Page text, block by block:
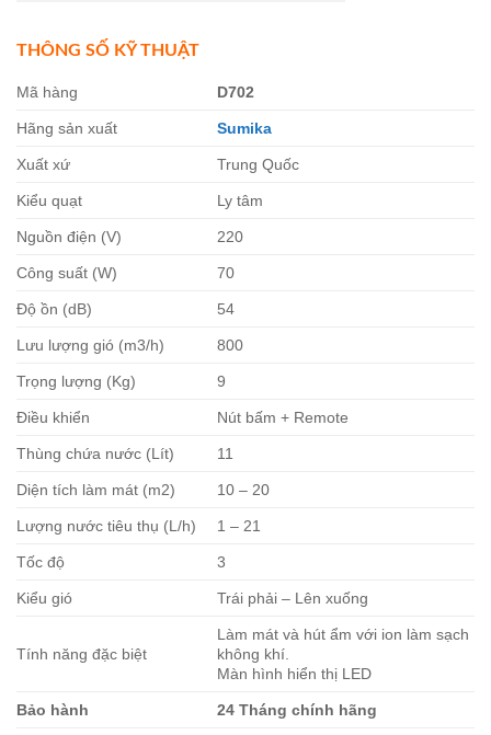
THÔNG SỐ KỸ THUẬT
Mã hàng D702
Hãng sản xuất Sumika
Xuất xứ Trung Quốc
Kiểu quạt Ly tâm
Nguồn điện (V) 220
Công suất (W) 70
Độ ồn (dB) 54
Lưu lượng gió (m3/h) 800
Trọng lượng (Kg) 9
Điều khiển Nút bấm + Remote
Thùng chứa nước (Lít) 11
Diện tích làm mát (m2) 10 – 20
Lượng nước tiêu thụ (L/h) 1 – 21
Tốc độ 3
Kiểu gió Trái phải – Lên xuống
Tính năng đặc biệt
Làm mát và hút ẩm với ion làm sạch
không khí.
Màn hình hiển thị LED
Bảo hành 24 Tháng chính hãng